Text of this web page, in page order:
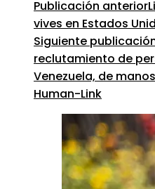
Publicación anterior
vives en Estados
Siguiente
reclutamiento de
Venezuela, de
Human-Link